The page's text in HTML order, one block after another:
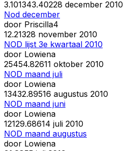
3.101343.40228 december 2010
Nod december
door Priscilla4
12.21328 november 2010
NOD lijst 3e kwartaal 2010
door Lowiena
25454.82611 oktober 2010
NOD maand juli
door Lowiena
13432.89516 augustus 2010
NOD maand juni
door Lowiena
12129.68614 juli 2010
NOD maand augustus
door Lowiena